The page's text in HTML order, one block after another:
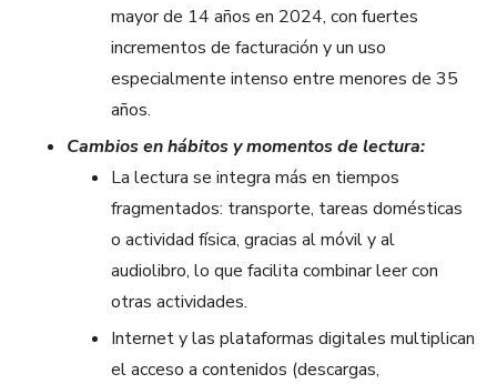
mayor de 14 años en 2024, con fuertes
incrementos de facturación y un uso
especialmente intenso entre menores de 35
años.
Cambios en hábitos y momentos de lectura:
La lectura se integra más en tiempos
fragmentados: transporte, tareas domésticas
o actividad física, gracias al móvil y al
audiolibro, lo que facilita combinar leer con
otras actividades.
Internet y las plataformas digitales multiplican
el acceso a contenidos (descargas,